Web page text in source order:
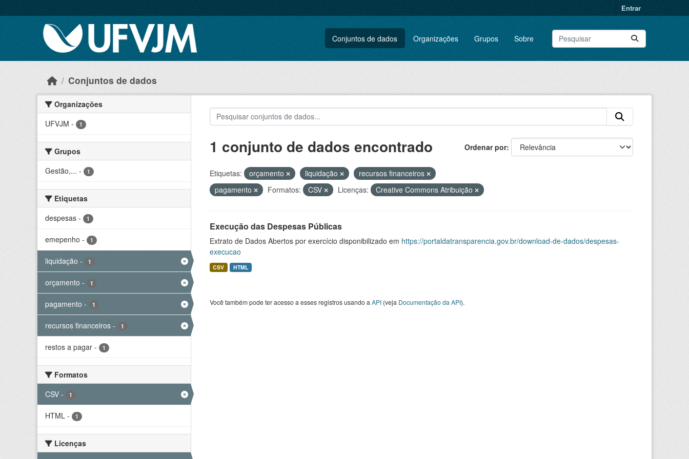
Entrar
Conjuntos de dados Organizações Grupos Sobre
Conjuntos de dados
Organizações
UFVJM - 1
Grupos
Gestão,... - 1
Etiquetas
despesas - 1
emepenho - 1
liquidação - 1
orçamento - 1
pagamento - 1
recursos financeiros - 1
restos a pagar - 1
Formatos
CSV - 1
HTML - 1
Licenças
Ordenar por
1 conjunto de dados encontrado
Etiquetas: orçamento liquidação
recursos financeiros
pagamento
Formatos: CSV Licenças: Creative Commons Atribuição
Execução das Despesas Públicas
Extrato de Dados Abertos por exercício disponibilizado em https://portaldatransparencia.gov.br/download-de-dados/despesas-
execucao
CSV HTML
Você também pode ter acesso a esses registros usando a API(veja Documentação da API).